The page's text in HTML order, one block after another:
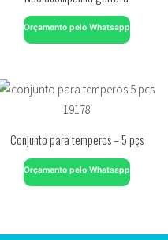
Orçamento pelo Whatsapp
Conjunto para temperos – 5 pçs
Orçamento pelo Whatsapp